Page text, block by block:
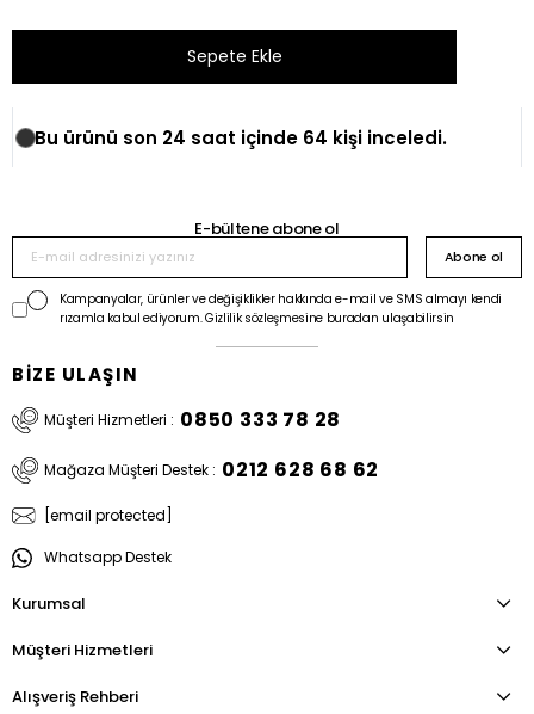
E-bültene abone ol
Abone ol
Kampanyalar, ürünler ve değişiklikler hakkında e-mail ve SMS almayı kendi
rızamla kabul ediyorum. Gizlilik sözleşmesine buradan ulaşabilirsin
BİZE ULAŞIN
Müşteri Hizmetleri : 0850 333 78 28
Mağaza Müşteri Destek : 0212 628 68 62
[email protected]
Whatsapp Destek
Kurumsal
Müşteri Hizmetleri
Alışveriş Rehberi